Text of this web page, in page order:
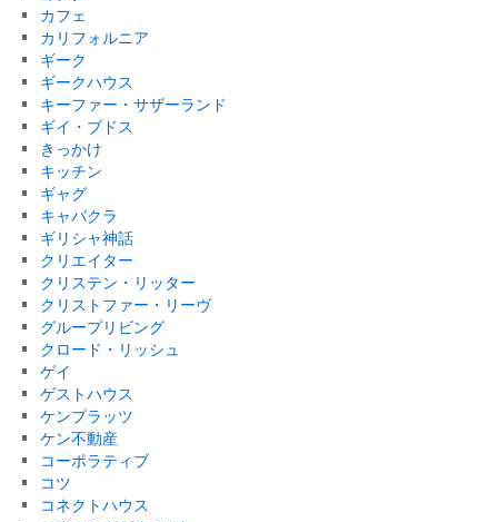
カフェ
カリフォルニア
ギーク
ギークハウス
キーファー・サザーランド
ギイ・ブドス
きっかけ
キッチン
ギャグ
キャバクラ
ギリシャ神話
クリエイター
クリステン・リッター
クリストファー・リーヴ
グループリビング
クロード・リッシュ
ゲイ
ゲストハウス
ケンプラッツ
ケン不動産
コーポラティブ
コツ
コネクトハウス